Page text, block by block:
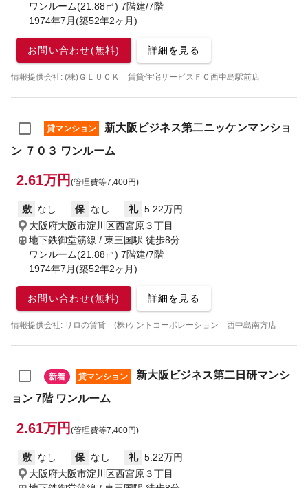
ワンルーム(21.88㎡) 7階建/7階
1974年7月(築52年2ヶ月)
お問い合わせ(無料) 詳細を見る
情報提供会社: (株)ＧＬＵＣＫ 賃貸住宅サービスＦＣ西中島駅前店
貸マンション
新大阪ビジネス第二ニッケンマンショ
ン ７０３ ワンルーム
2.61万円 (管理費等7,400円)
敷 なし 保 なし 礼 5.22万円
大阪府大阪市淀川区西宮原３丁目
地下鉄御堂筋線 / 東三国駅 徒歩8分
ワンルーム(21.88㎡) 7階建/7階
1974年7月(築52年2ヶ月)
お問い合わせ(無料) 詳細を見る
情報提供会社: リロの賃貸 (株)ケントコーポレーション 西中島南方店
新着 貸マンション
新大阪ビジネス第二日研マンシ
ョン 7階 ワンルーム
2.61万円 (管理費等7,400円)
敷 なし 保 なし 礼 5.22万円
大阪府大阪市淀川区西宮原３丁目